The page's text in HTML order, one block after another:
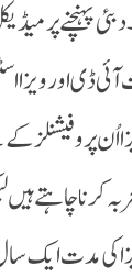
پہنچنے پر
آئی ڈی اور
اُن پروفیشنلز
کرنا چاہتے
کی مدت ایک